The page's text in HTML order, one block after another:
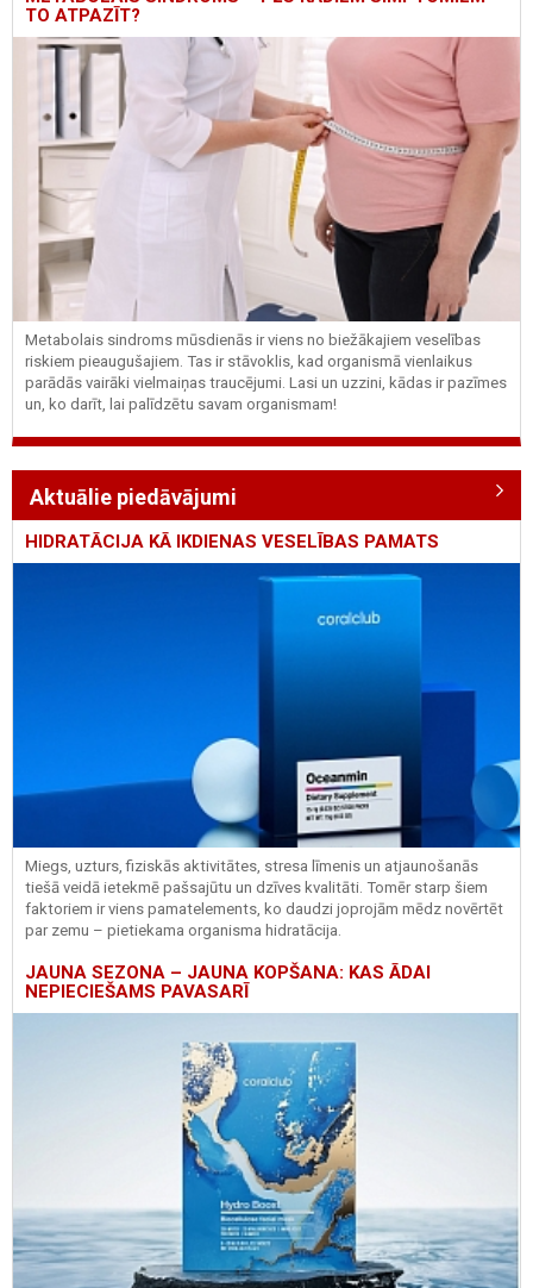
TO ATPAZĪT?
Metabolais sindroms mūsdienās ir viens no biežākajiem veselības
riskiem pieaugušajiem. Tas ir stāvoklis, kad organismā vienlaikus
parādās vairāki vielmaiņas traucējumi. Lasi un uzzini, kādas ir pazīmes
un, ko darīt, lai palīdzētu savam organismam!
Aktuālie piedāvājumi
HIDRATĀCIJA KĀ IKDIENAS VESELĪBAS PAMATS
Miegs, uzturs, fiziskās aktivitātes, stresa līmenis un atjaunošanās
tiešā veidā ietekmē pašsajūtu un dzīves kvalitāti. Tomēr starp šiem
faktoriem ir viens pamatelements, ko daudzi joprojām mēdz novērtēt
par zemu – pietiekama organisma hidratācija.
JAUNA SEZONA – JAUNA KOPŠANA: KAS ĀDAI
NEPIECIEŠAMS PAVASARĪ